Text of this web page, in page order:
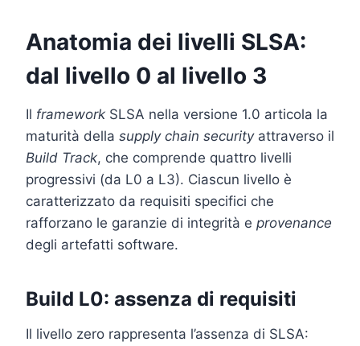
Anatomia dei livelli SLSA:
dal livello 0 al livello 3
Il framework SLSA nella versione 1.0 articola la
maturità della supply chain securityattraverso il
Build Track, che comprende quattro livelli
progressivi (da L0 a L3). Ciascun livello è
caratterizzato da requisiti specifici che
rafforzano le garanzie di integrità e provenance
degli artefatti software.
Build L0: assenza di requisiti
Il livello zero rappresenta l’assenza di SLSA: